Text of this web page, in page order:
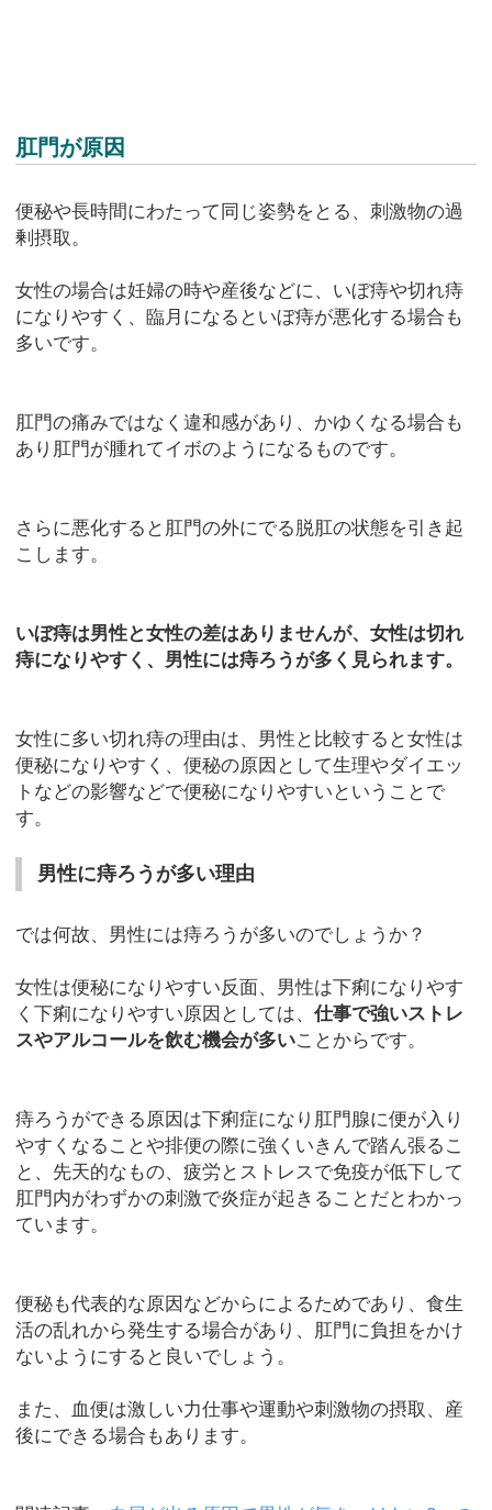
肛門が原因
便秘や長時間にわたって同じ姿勢をとる、刺激物の過
剰摂取。
女性の場合は妊婦の時や産後などに、いぼ痔や切れ痔
になりやすく、臨月になるといぼ痔が悪化する場合も
多いです。
肛門の痛みではなく違和感があり、かゆくなる場合も
あり肛門が腫れてイボのようになるものです。
さらに悪化すると肛門の外にでる脱肛の状態を引き起
こします。
いぼ痔は男性と女性の差はありませんが、女性は切れ
痔になりやすく、男性には痔ろうが多く見られます。
女性に多い切れ痔の理由は、男性と比較すると女性は
便秘になりやすく、便秘の原因として生理やダイエッ
トなどの影響などで便秘になりやすいということで
す。
男性に痔ろうが多い理由
では何故、男性には痔ろうが多いのでしょうか？
女性は便秘になりやすい反面、男性は下痢になりやす
く下痢になりやすい原因としては、仕事で強いストレ
スやアルコールを飲む機会が多いことからです。
痔ろうができる原因は下痢症になり肛門腺に便が入り
やすくなることや排便の際に強くいきんで踏ん張るこ
と、先天的なもの、疲労とストレスで免疫が低下して
肛門内がわずかの刺激で炎症が起きることだとわかっ
ています。
便秘も代表的な原因などからによるためであり、食生
活の乱れから発生する場合があり、肛門に負担をかけ
ないようにすると良いでしょう。
また、血便は激しい力仕事や運動や刺激物の摂取、産
後にできる場合もあります。